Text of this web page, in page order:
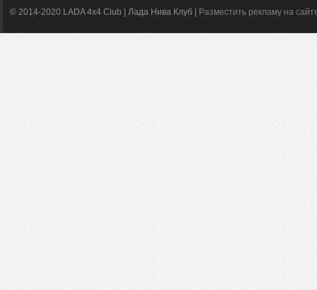
© 2014-2020 LADA 4x4 Club | Лада Нива Клуб | Разместить рекламу на